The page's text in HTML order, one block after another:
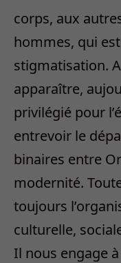
corps, aux
hommes, qui
stigmatisation.
apparaître,
privilégié pour
entrevoir le
binaires entre
modernité.
toujours
culturelle,
Il nous engage